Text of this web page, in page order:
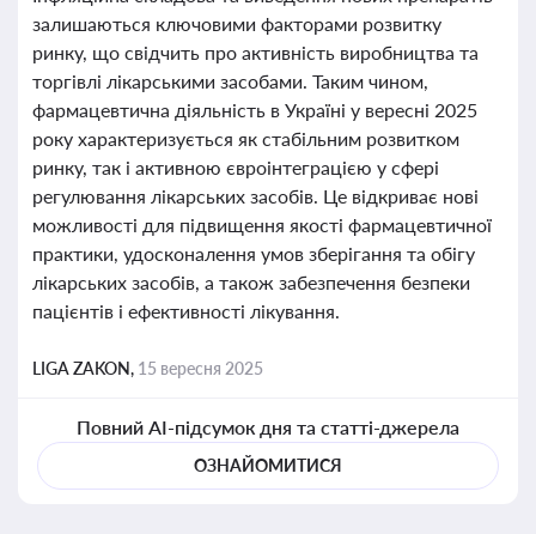
залишаються ключовими факторами розвитку
ринку, що свідчить про активність виробництва та
торгівлі лікарськими засобами. Таким чином,
фармацевтична діяльність в Україні у вересні 2025
року характеризується як стабільним розвитком
ринку, так і активною євроінтеграцією у сфері
регулювання лікарських засобів. Це відкриває нові
можливості для підвищення якості фармацевтичної
практики, удосконалення умов зберігання та обігу
лікарських засобів, а також забезпечення безпеки
пацієнтів і ефективності лікування.
LIGA ZAKON, 15 вересня 2025
Повний AI-підсумок дня та статті-джерела
ОЗНАЙОМИТИСЯ